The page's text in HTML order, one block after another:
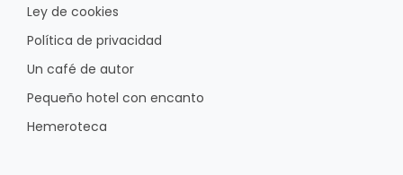
Ley de cookies
Política de privacidad
Un café de autor
Pequeño hotel con encanto
Hemeroteca